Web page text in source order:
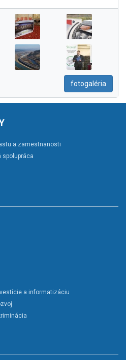
fotogaléria
a zamestnanosti
spolupráca
a informatizáciu